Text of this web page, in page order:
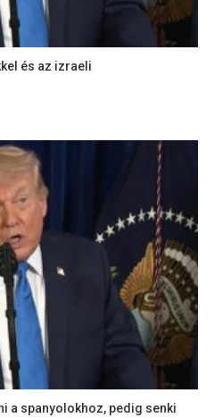
és az izraeli
a spanyolokhoz, pedig senki